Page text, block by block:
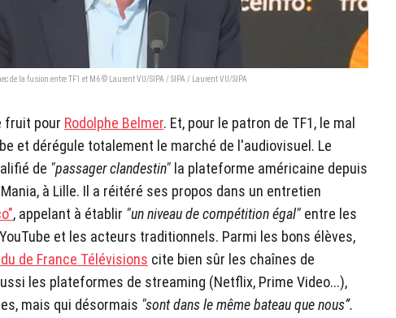
de la fusion entre TF1 et M6 © Laurent VU/SIPA / SIPA / Laurent VU/SIPA
fruit pour Rodolphe Belmer. Et, pour le patron de TF1, le mal
et dérégule totalement le marché de l'audiovisuel. Le
de "passager clandestin" la plateforme américaine depuis
à Lille. Il a réitéré ses propos dans un entretien
, appelant à établir "un niveau de compétition égal" entre les
et les acteurs traditionnels. Parmi les bons élèves,
de France Télévisions cite bien sûr les chaînes de
les plateformes de streaming (Netflix, Prime Video...),
mais qui désormais "sont dans le même bateau que nous”.